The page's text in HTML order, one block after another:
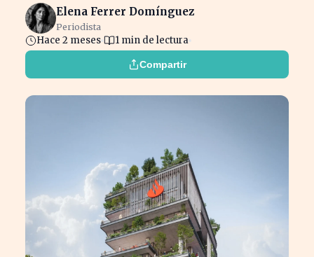
Elena Ferrer Domínguez
Periodista
Hace 2 meses 1 min de lectura
Compartir